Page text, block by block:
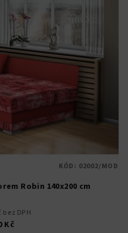
Robin 140x200 cm
bez DPH
Kč
KÓD: 02002/MOD